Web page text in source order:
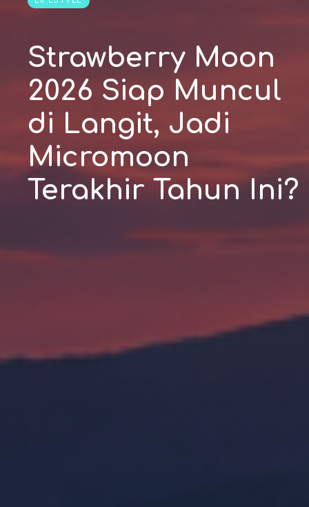
Strawberry Moon
2026 Siap Muncul
di Langit, Jadi
Micromoon
Terakhir Tahun Ini?